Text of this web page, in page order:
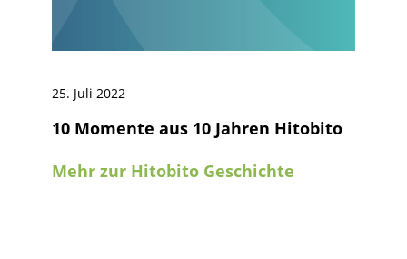
25. Juli 2022
10 Momente aus 10 Jahren Hitobito
Mehr zur Hitobito Geschichte